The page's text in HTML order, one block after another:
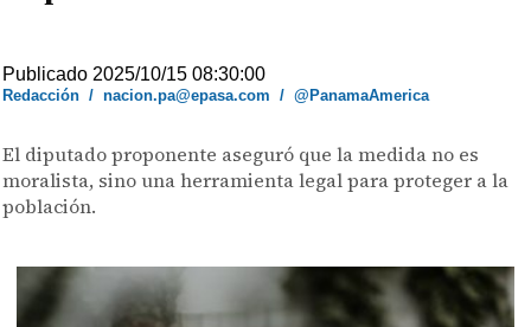
Publicado 2025/10/15 08:30:00
Redacción /nacion.pa@epasa.com /@PanamaAmerica
El diputado proponente aseguró que la medida no es
moralista, sino una herramienta legal para proteger a la
población.